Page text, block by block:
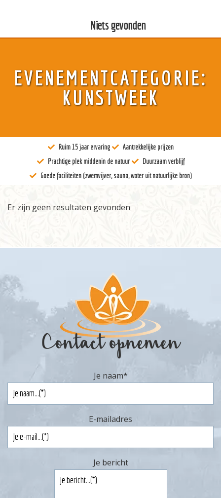
Kunst
Docenten
Verblijven
Inschrijven
Contact
EVENEMENTCATEGORIE:
KUNSTWEEK
Ruim 15 jaar ervaring
Aantrekkelijke prijzen
Prachtige plek middenin de natuur
Duurzaam verblijf
Goede faciliteiten (zwemvijver, sauna, water uit natuurlijke bron)
Niets gevonden
Er zijn geen resultaten gevonden
Contact opnemen
Je naam*
E-mailadres
Je bericht